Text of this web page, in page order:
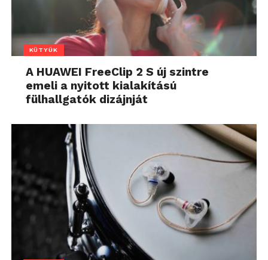
KÜTYÜK
A HUAWEI FreeClip 2 S új szintre
emeli a nyitott kialakítású
fülhallgatók dizájnját